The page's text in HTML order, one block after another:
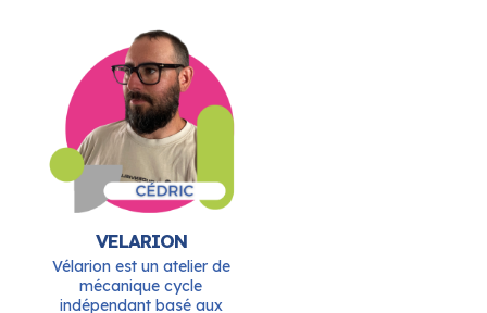
VELARION
Vélarion est un atelier de
mécanique cycle
indépendant basé aux